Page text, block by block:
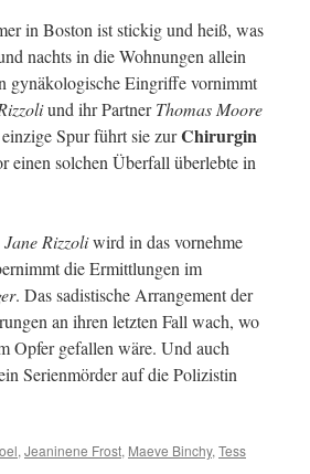
in Boston ist stickig und heiß, was
nachts in die Wohnungen allein
gynäkologische Eingriffe vornimmt
und ihr PartnerThomas Moore
Spur führt sie zurChirurgin
einen solchen Überfall überlebte in
Jane Rizzoliwird in das vornehme
die Ermittlungen im
. Das sadistische Arrangement der
an ihren letzten Fall wach, wo
Opfer gefallen wäre. Und auch
Serienmörder auf die Polizistin
, Jeaninene Frost, Maeve Binchy, Tess